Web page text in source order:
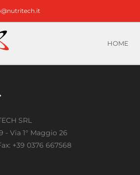
HOME
SRL
- Via 1° Maggio 26
+39 0376 667568